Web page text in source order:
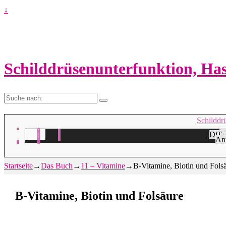
↓
Schilddrüsenunterfunktion,
Suche
Die
Startseite→Das Buch → 11 – Vitamine→B-Vitamine, Biotin und
B-Vitamine, Biotin und Folsäure